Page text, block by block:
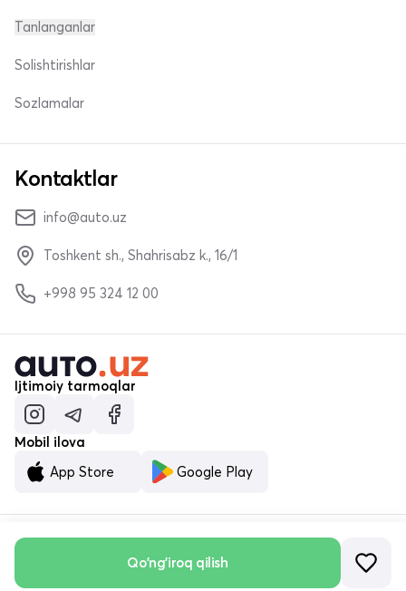
Qo'ng'iroq qilish
Tanlanganlar
Solishtirishlar
Sozlamalar
Kontaktlar
info@auto.uz
Toshkent sh., Shahrisabz k., 16/1
+998 95 324 12 00
Ijtimoiy tarmoqlar
Mobil ilova
App Store
Google Play
© «MALUMOTNOMA» MChJ 2023–2026